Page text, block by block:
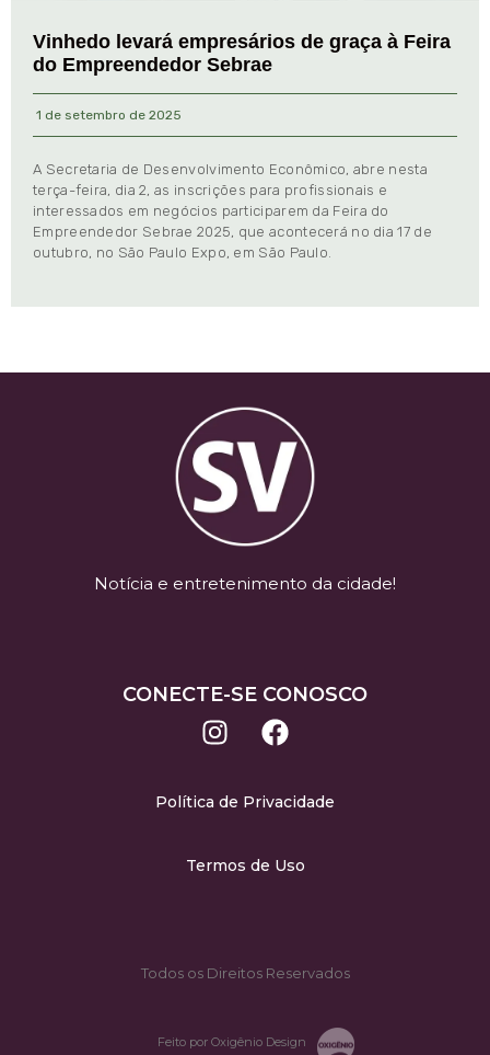
Vinhedo levará empresários de graça à Feira
do Empreendedor Sebrae
1 de setembro de 2025
A Secretaria de Desenvolvimento Econômico, abre nesta
terça-feira, dia 2, as inscrições para profissionais e
interessados em negócios participarem da Feira do
Empreendedor Sebrae 2025, que acontecerá no dia 17 de
outubro, no São Paulo Expo, em São Paulo.
Notícia e entretenimento da cidade!
CONECTE-SE CONOSCO
Política de Privacidade
Termos de Uso
Todos os Direitos Reservados
Feito por Oxigênio Design